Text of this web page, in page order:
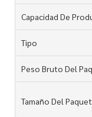
Capacidad De
Tipo
Peso Bruto Del
Tamaño Del